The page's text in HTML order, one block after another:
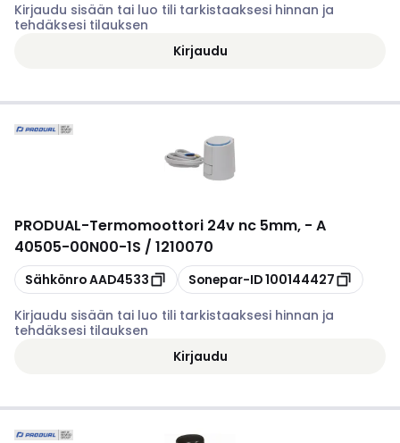
Kirjaudu sisään tai luo tili tarkistaaksesi hinnan ja
tehdäksesi tilauksen
Kirjaudu
PRODUAL-Termomoottori 24v nc 5mm, - A
40505-00N00-1S / 1210070
Kopioi
SähkönroAAD4533 Kopioi
Sonepar-ID100144427
Kirjaudu sisään tai luo tili tarkistaaksesi hinnan ja
tehdäksesi tilauksen
Kirjaudu